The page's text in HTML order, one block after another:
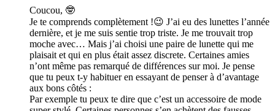
Coucou, 🤓
Je te comprends complètement !😉 J’ai eu des lunettes l’année
dernière, et je me suis sentie trop triste. Je me trouvait trop
moche avec… Mais j’ai choisi une paire de lunette qui me
plaisait et qui en plus était assez discrete. Certaines amies
n’ont même pas remarqué de différences sur moi. Je pense
que tu peux t-y habituer en essayant de penser à d’avantage
aux bons côtés :
Par exemple tu peux te dire que c’est un accessoire de mode